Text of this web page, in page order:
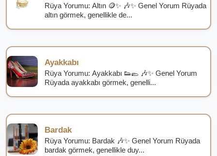
Rüya Yorumu: Altın 🪙✨ 🎶✨ Genel Yorum Rüyada
altın görmek, genellikle de...
Ayakkabı
Rüya Yorumu: Ayakkabı 👟🥿 🎶✨ Genel Yorum
Rüyada ayakkabı görmek, genelli...
Bardak
Rüya Yorumu: Bardak 🎶✨ Genel Yorum Rüyada
bardak görmek, genellikle duy...